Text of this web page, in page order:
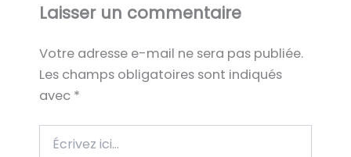
Laisser un commentaire
Votre adresse e-mail ne sera pas publiée.
Les champs obligatoires sont indiqués
avec *
ici…